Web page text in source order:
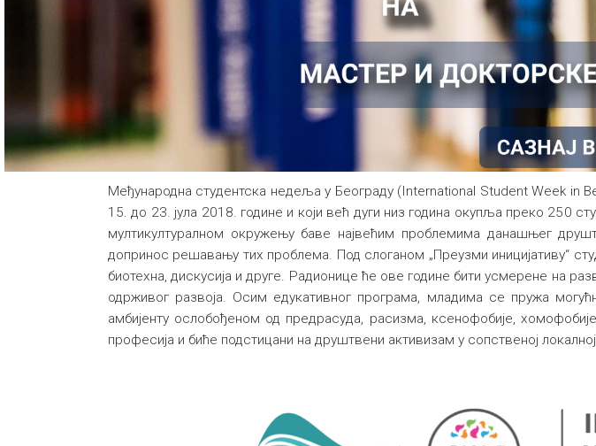
Међународна студентска недеља у Београду (International Student Week in
15. до 23. јула 2018. године и који већ дуги низ година окупља преко 250
мултикултуралном окружењу баве највећим проблемима данашњег
допринос решавању тих проблема. Под слоганом „Преузми иницијативу“
биотехна, дискусија и друге. Радионице ће ове године бити усмерене на
одрживог развоја. Осим едукативног програма, младима се пружа
амбијенту ослобођеном од предрасуда, расизма, ксенофобије,
професија и биће подстицани на друштвени активизам у сопственој